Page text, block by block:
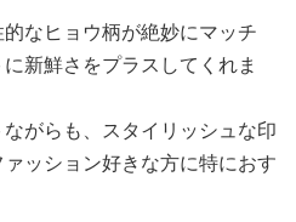
なヒョウ柄が絶妙にマッチ
新鮮さをプラスしてくれま
がらも、スタイリッシュな印
ッション好きな方に特におす